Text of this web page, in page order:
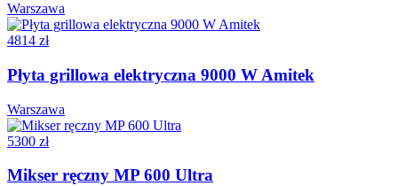
Warszawa
4814 zł
Płyta grillowa elektryczna 9000 W Amitek
Warszawa
5300 zł
Mikser ręczny MP 600 Ultra